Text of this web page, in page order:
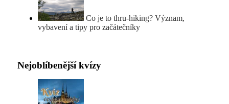
Co je to thru-hiking? Význam,
vybavení a tipy pro začátečníky
Nejoblíbenější kvízy